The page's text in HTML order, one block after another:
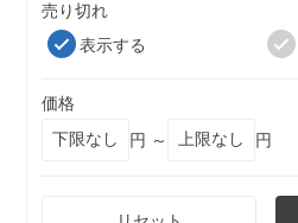
売り切れ
表示する
価格
円 ～
円